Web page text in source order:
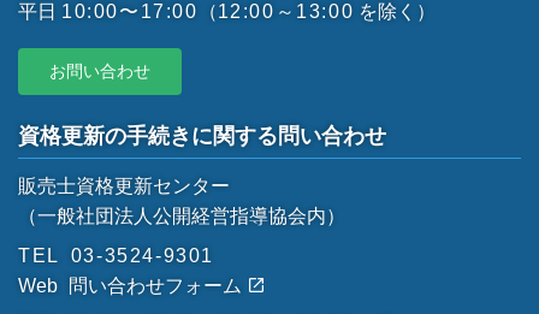
平日 10:00〜17:00 （12:00～13:00 を除く）
お問い合わせ
資格更新の手続きに関する問い合わせ
販売士資格更新センター
（一般社団法人公開経営指導協会内）
TEL
03-3524-9301
Web
問い合わせフォーム